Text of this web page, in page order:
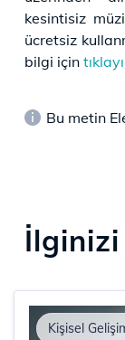
kesintisiz
ücretsiz
bilgi için
Bu metin
Kişisel